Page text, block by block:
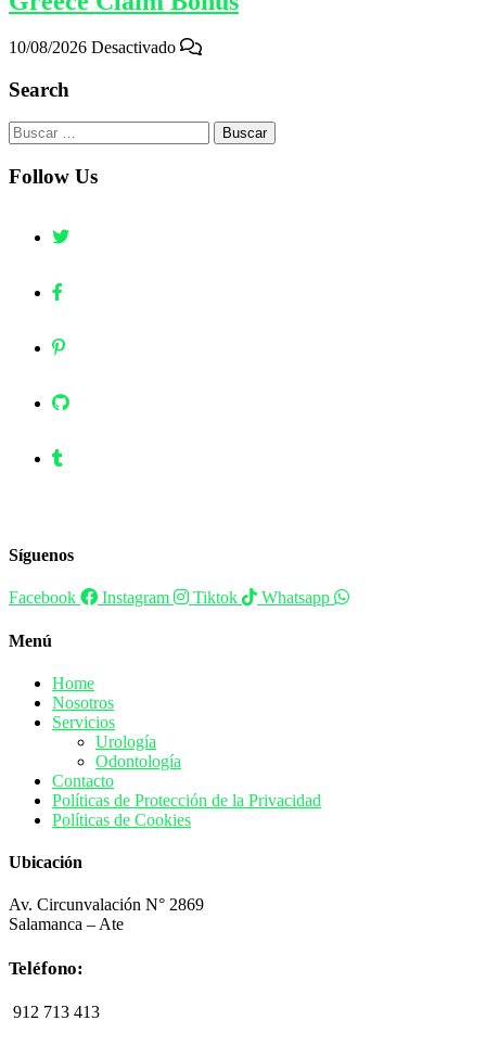
10/08/2026 Desactivado
Search
Buscar:
Follow Us
Síguenos
Facebook Instagram Tiktok Whatsapp
Menú
Home
Nosotros
Servicios
Urología
Odontología
Contacto
Políticas de Protección de la Privacidad
Políticas de Cookies
Ubicación
Av. Circunvalación N° 2869
Salamanca – Ate
Teléfono:
912 713 413